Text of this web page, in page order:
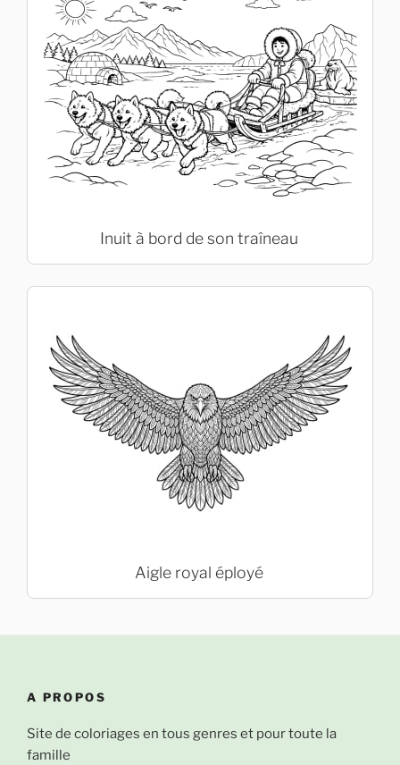
Inuit à bord de son traîneau
Aigle royal éployé
A PROPOS
Site de coloriages en tous genres et pour toute la
famille